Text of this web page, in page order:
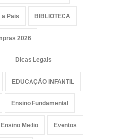
Pais BIBLIOTECA
2026
Dicas Legais
EDUCAÇÃO INFANTIL
Ensino Fundamental
Ensino Medio Eventos